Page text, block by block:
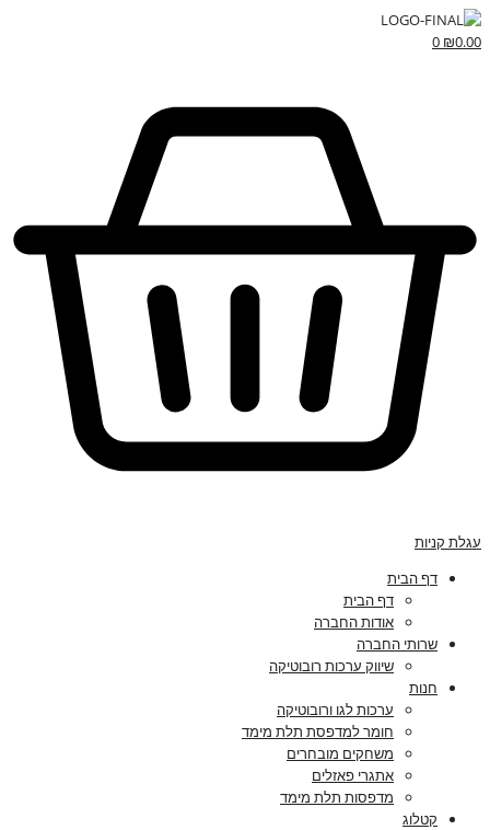
₪0.00
0
עגלת קניות
דף הבית
דף הבית
אודות החברה
שרותי החברה
שיווק ערכות רובוטיקה
חנות
ערכות לגו ורובוטיקה
חומר למדפסת תלת מימד
משחקים מובחרים
אתגרי פאזלים
מדפסות תלת מימד
קטלוג